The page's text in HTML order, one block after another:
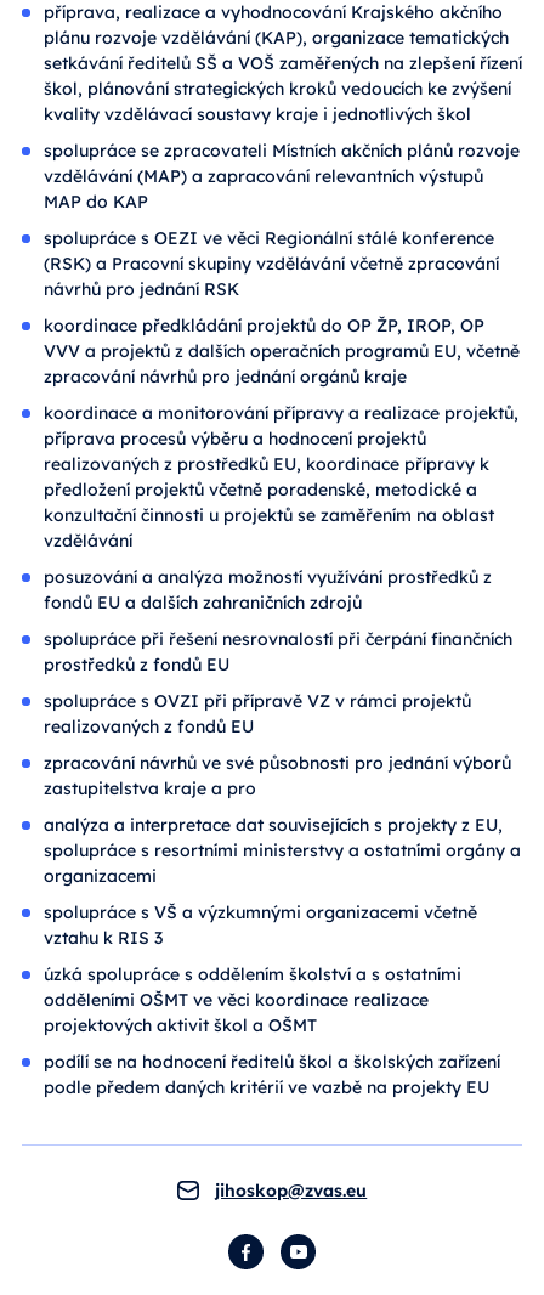
příprava, realizace a vyhodnocování Krajského akčního
plánu rozvoje vzdělávání (KAP), organizace tematických
setkávání ředitelů SŠ a VOŠ zaměřených na zlepšení řízení
škol, plánování strategických kroků vedoucích ke zvýšení
kvality vzdělávací soustavy kraje i jednotlivých škol
spolupráce se zpracovateli Místních akčních plánů rozvoje
vzdělávání (MAP) a zapracování relevantních výstupů
MAP do KAP
spolupráce s OEZI ve věci Regionální stálé konference
(RSK) a Pracovní skupiny vzdělávání včetně zpracování
návrhů pro jednání RSK
koordinace předkládání projektů do OP ŽP, IROP, OP
VVV a projektů z dalších operačních programů EU, včetně
zpracování návrhů pro jednání orgánů kraje
koordinace a monitorování přípravy a realizace projektů,
příprava procesů výběru a hodnocení projektů
realizovaných z prostředků EU, koordinace přípravy k
předložení projektů včetně poradenské, metodické a
konzultační činnosti u projektů se zaměřením na oblast
vzdělávání
posuzování a analýza možností využívání prostředků z
fondů EU a dalších zahraničních zdrojů
spolupráce při řešení nesrovnalostí při čerpání finančních
prostředků z fondů EU
spolupráce s OVZI při přípravě VZ v rámci projektů
realizovaných z fondů EU
zpracování návrhů ve své působnosti pro jednání výborů
zastupitelstva kraje a pro
analýza a interpretace dat souvisejících s projekty z EU,
spolupráce s resortními ministerstvy a ostatními orgány a
organizacemi
spolupráce s VŠ a výzkumnými organizacemi včetně
vztahu k RIS 3
úzká spolupráce s oddělením školství a s ostatními
odděleními OŠMT ve věci koordinace realizace
projektových aktivit škol a OŠMT
podílí se na hodnocení ředitelů škol a školských zařízení
podle předem daných kritérií ve vazbě na projekty EU
jihoskop@zvas.eu
FacebookYouTube